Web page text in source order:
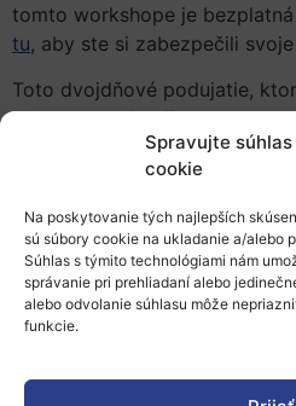
Spravujte súhlas
cookie
Na poskytovanie tých najlepších
sú súbory cookie na ukladanie a/alebo
Súhlas s týmito technológiami nám
správanie pri prehliadaní alebo
alebo odvolanie súhlasu môže
funkcie.
tomto workshope je
tu, aby ste si zabezpečili
Toto dvojdňové podujatie,
poskytovateľ služieb EGNOS
špeciálne zasadnutie na
EGNOS pre námorný sektor.
očakávať prezentácie od
Okrem iného sa účastníci
budúcich plánoch programu
implementácie vo všetkých
letectva a multimodálnych
popredných spoločností